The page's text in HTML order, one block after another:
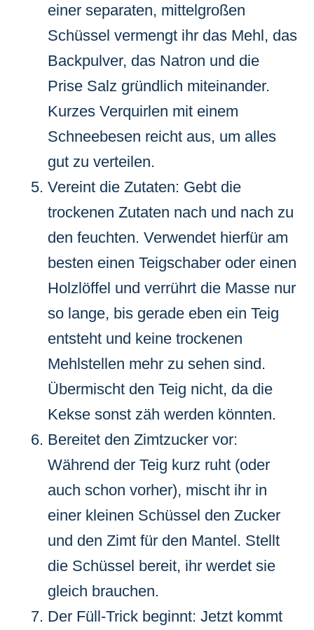
einer separaten, mittelgroßen
Schüssel vermengt ihr das Mehl, das
Backpulver, das Natron und die
Prise Salz gründlich miteinander.
Kurzes Verquirlen mit einem
Schneebesen reicht aus, um alles
gut zu verteilen.
Vereint die Zutaten: Gebt die
trockenen Zutaten nach und nach zu
den feuchten. Verwendet hierfür am
besten einen Teigschaber oder einen
Holzlöffel und verrührt die Masse nur
so lange, bis gerade eben ein Teig
entsteht und keine trockenen
Mehlstellen mehr zu sehen sind.
Übermischt den Teig nicht, da die
Kekse sonst zäh werden könnten.
Bereitet den Zimtzucker vor:
Während der Teig kurz ruht (oder
auch schon vorher), mischt ihr in
einer kleinen Schüssel den Zucker
und den Zimt für den Mantel. Stellt
die Schüssel bereit, ihr werdet sie
gleich brauchen.
Der Füll-Trick beginnt: Jetzt kommt